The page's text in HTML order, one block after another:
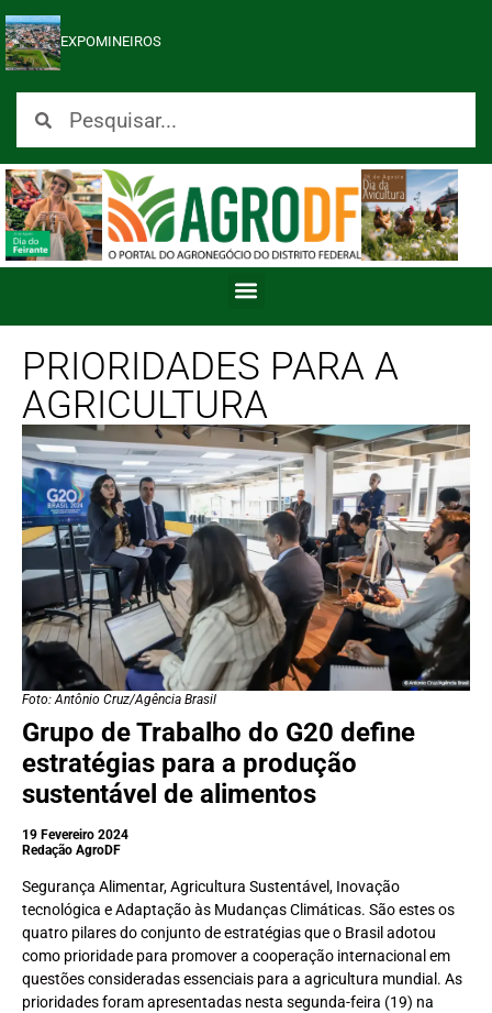
EXPOMINEIROS
PRIORIDADES PARA A
AGRICULTURA
Foto: Antônio Cruz/Agência Brasil
Grupo de Trabalho do G20 define
estratégias para a produção
sustentável de alimentos
19 Fevereiro 2024
Redação AgroDF
Segurança Alimentar, Agricultura Sustentável, Inovação
tecnológica e Adaptação às Mudanças Climáticas. São estes os
quatro pilares do conjunto de estratégias que o Brasil adotou
como prioridade para promover a cooperação internacional em
questões consideradas essenciais para a agricultura mundial. As
prioridades foram apresentadas nesta segunda-feira (19) na